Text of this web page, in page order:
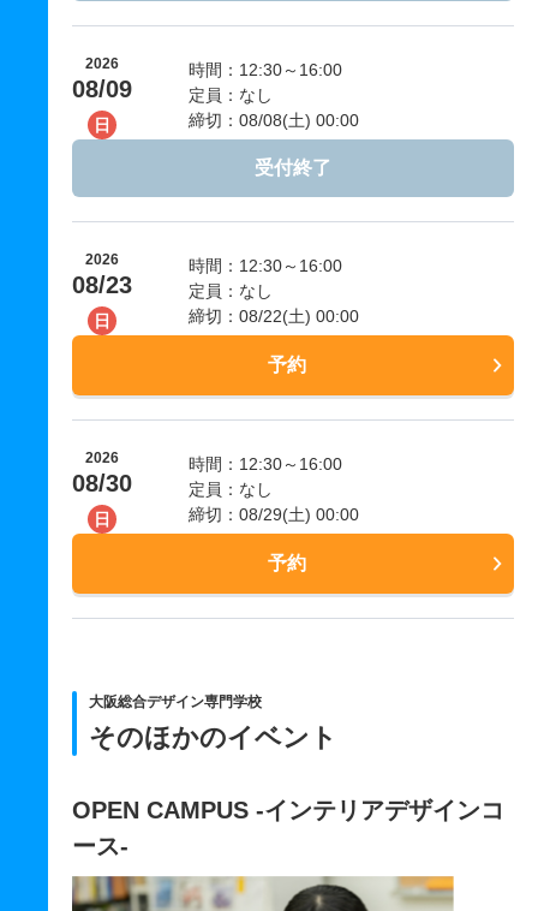
2026
08/09
日
時間：12:30～16:00
定員：なし
締切：08/08(土) 00:00
受付終了
2026
08/23
日
時間：12:30～16:00
定員：なし
締切：08/22(土) 00:00
予約
2026
08/30
日
時間：12:30～16:00
定員：なし
締切：08/29(土) 00:00
予約
大阪総合デザイン専門学校
そのほかのイベント
OPEN CAMPUS -インテリアデザインコ
ース-